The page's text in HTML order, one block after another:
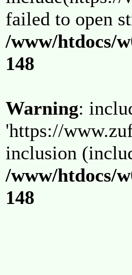
failed to open
/www/htdocs/
148
Warning:
'https://
inclusion
/www/htdocs/
148